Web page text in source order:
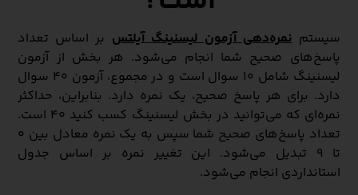
سیستمنمره‌دهی آزمون لیسنینگ آیلتس بر اساس تعداد
پاسخ‌های صحیح شما انجام می‌شود. هر بخش از آزمون
لیسنینگ شامل ۱۰ سوال است و در مجموع، آزمون ۴۰ سوال
دارد. برای هر پاسخ صحیح، یک نمره دارد. بنابراین، حداکثر
نمره‌ای که می‌توانید در بخش لیسنینگ کسب کنید ۴۰ است.
تعداد پاسخ‌های صحیح شما سپس به یک نمره معادل بین ۰
تا ۹ تبدیل می‌شود. این تغییر نمره بر اساس جدول
استانداردی انجام می‌شود.